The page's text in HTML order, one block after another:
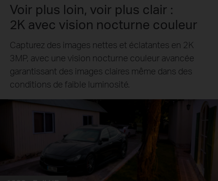
Voir plus loin, voir plus clair :
2K avec vision nocturne couleur
Capturez des images nettes et éclatantes en 2K
3MP, avec une vision nocturne couleur avancée
garantissant des images claires même dans des
conditions de faible luminosité.